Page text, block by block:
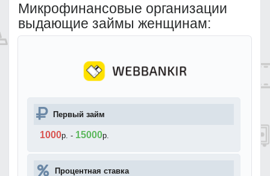
Микрофинансовые организации
выдающие займы женщинам:
Первый займ
1000р. - 15000р.
Процентная ставка